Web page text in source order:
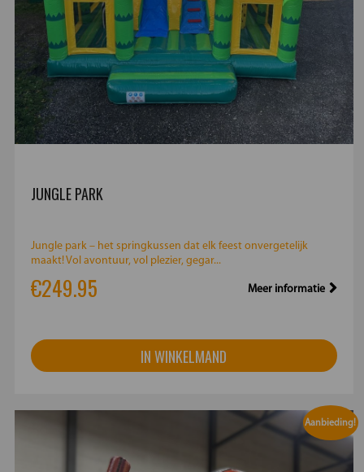
JUNGLE PARK
Jungle park – het springkussen dat elk feest onvergetelijk
maakt! Vol avontuur, vol plezier, gegar...
€249.95 Meer informatie
IN WINKELMAND
Aanbieding!